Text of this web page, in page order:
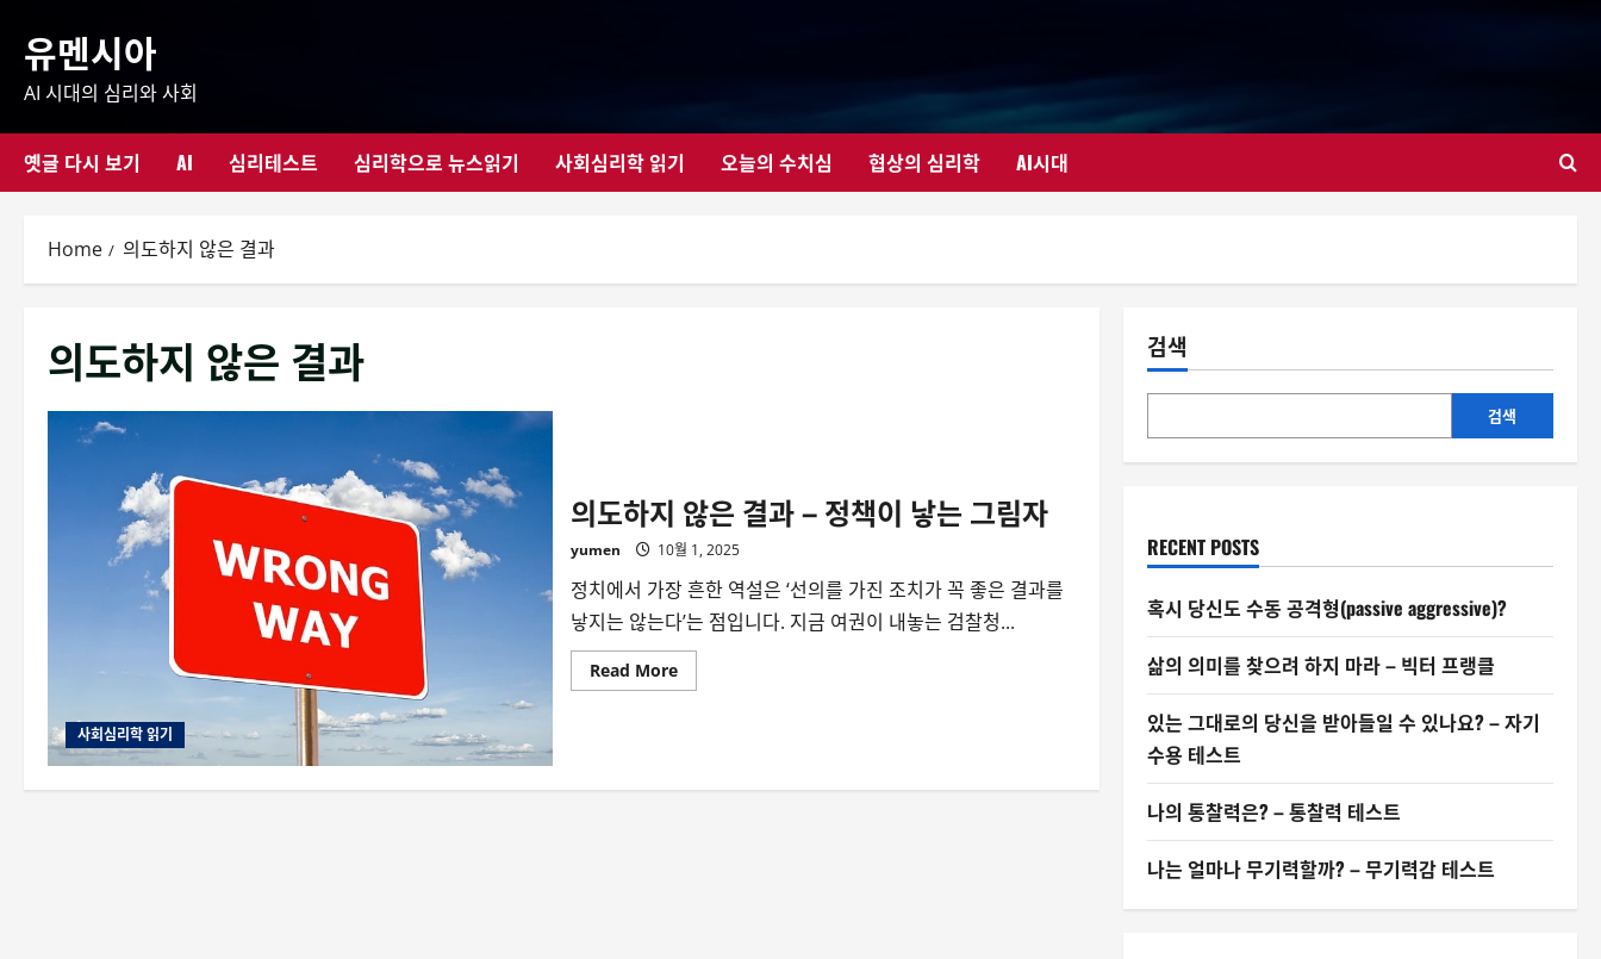
content
유멘시아
AI 시대의 심리와 사회
옛글 다시 보기 AI 심리테스트 심리학으로 뉴스읽기 사회심리학 읽기 오늘의 수치심 협상의 심리학 AI시대
Home 의도하지 않은 결과
의도하지 않은 결과
사회심리학 읽기
의도하지 않은 결과 – 정책이 낳는 그림자
yumen 10월 1, 2025
정치에서 가장 흔한 역설은 ‘선의를 가진 조치가 꼭 좋은 결과를
낳지는 않는다’는 점입니다. 지금 여권이 내놓는 검찰청...
Read MoreRead
more
않
검색
검색
RECENT POSTS
혹시 당신도 수동 공격형(passive aggressive)?
삶의 의미를 찾으려 하지 마라 – 빅터 프랭클
있는 그대로의 당신을 받아들일 수 있나요? – 자기
수용 테스트
나의 통찰력은? – 통찰력 테스트
나는 얼마나 무기력할까? – 무기력감 테스트